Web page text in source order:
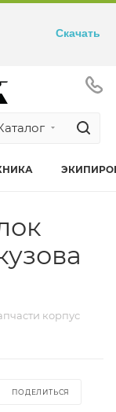
корпус
ПОДЕЛИТЬСЯ
Скачать